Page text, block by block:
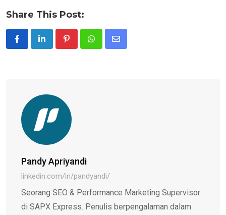
Share This Post:
PinterestWhatsappShare
Pandy Apriyandi
linkedin.com/in/pandyandi/
Seorang SEO & Performance Marketing Supervisor
di SAPX Express. Penulis berpengalaman dalam